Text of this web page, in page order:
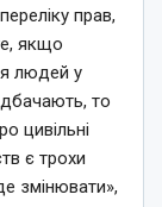
прав,
якщо
людей у
то
цивільні
є трохи
змінювати»,